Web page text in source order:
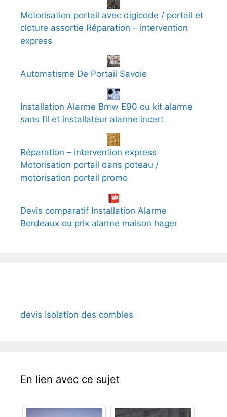
Motorisation portail avec digicode / portail et
cloture assortie Réparation – intervention
express
Automatisme De Portail Savoie
Installation Alarme Bmw E90 ou kit alarme
sans fil et installateur alarme incert
Réparation – intervention express
Motorisation portail dans poteau /
motorisation portail promo
Devis comparatif Installation Alarme
Bordeaux ou prix alarme maison hager
devis Isolation des combles
En lien avec ce sujet